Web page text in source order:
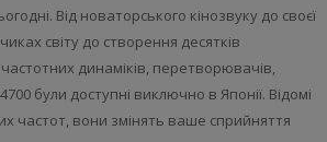
Від новаторського кінозвуку до своєї
світу до створення десятків
динаміків, перетворювачів,
були доступні виключно в Японії. Відомі
частот, вони змінять ваше сприйняття